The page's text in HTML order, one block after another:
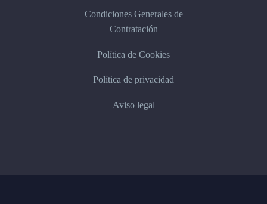
Condiciones Generales de
Contratación
Política de Cookies
Política de privacidad
Aviso legal